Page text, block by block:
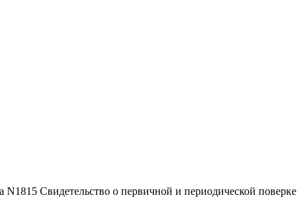
о первичной и периодической поверке